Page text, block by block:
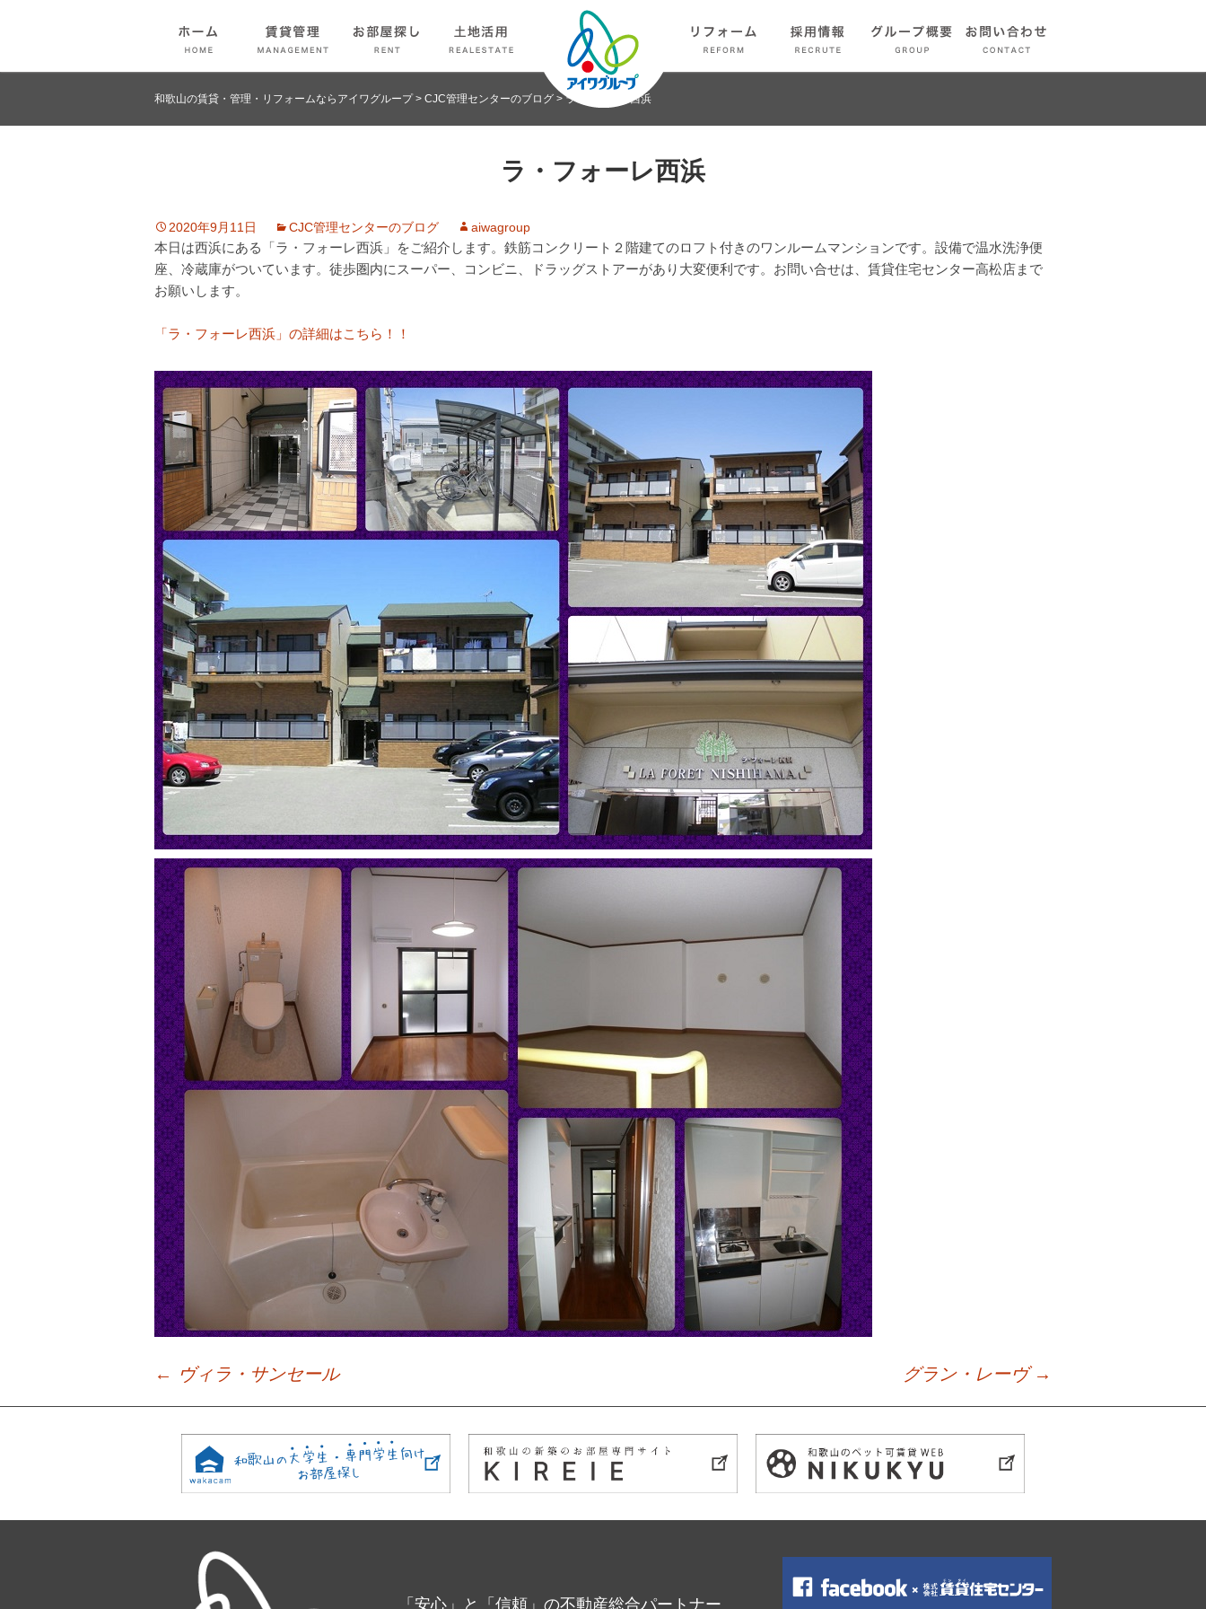
和歌山の賃貸・管理・リフォームならアイワグループ> CJC管理センターのブログ >ラ・フォーレ西浜
ラ・フォーレ西浜
2020年9月11日 CJC管理センターのブログ aiwagroup
本日は西浜にある「ラ・フォーレ西浜」をご紹介します。鉄筋コンクリート２階建てのロフト付きのワンルームマンションです。設備で温水洗浄便
座、冷蔵庫がついています。徒歩圏内にスーパー、コンビニ、ドラッグストアーがあり大変便利です。お問い合せは、賃貸住宅センター高松店まで
お願いします。
「ラ・フォーレ西浜」の詳細はこちら！！
Post
navigation
← ヴィラ・サンセール グラン・レーヴ →
「安心」と「信頼」の不動産総合パートナー